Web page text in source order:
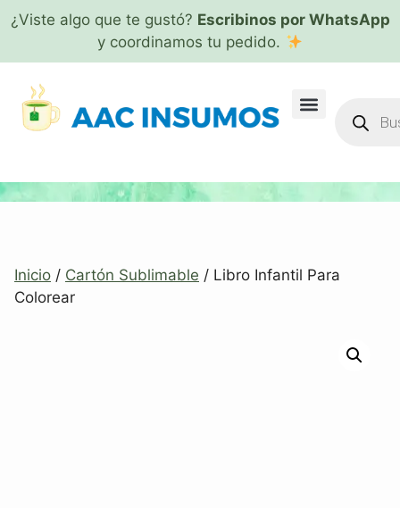
¿Viste algo que te gustó? Escribinos por WhatsApp
y coordinamos tu pedido.
Inicio / Cartón Sublimable / Libro Infantil Para
Colorear